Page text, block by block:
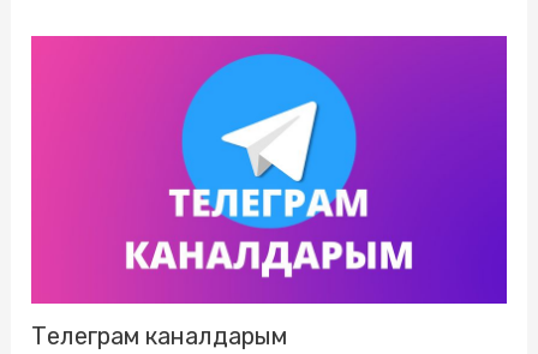
Телеграм каналдарым